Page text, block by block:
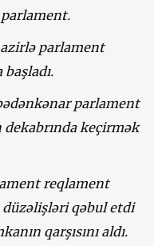
parlament
parlament
keçirmək
reqlament
düzəlişləri qəbul etdi
qarşısını aldı.